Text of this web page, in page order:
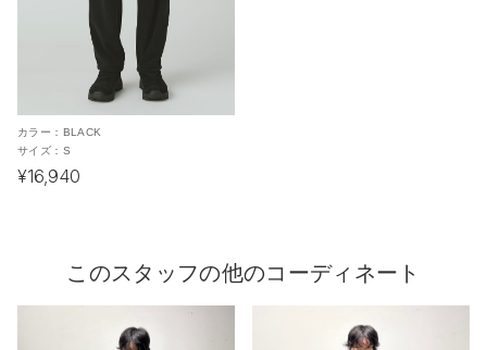
カラー： BLACK
サイズ： S
¥16,940
このスタッフの他のコーディネート